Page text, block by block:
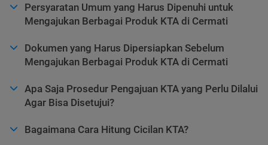
Persyaratan Umum yang Harus Dipenuhi untuk
Mengajukan Berbagai Produk KTA di Cermati
Dokumen yang Harus Dipersiapkan Sebelum
Mengajukan Berbagai Produk KTA di Cermati
Apa Saja Prosedur Pengajuan KTA yang Perlu Dilalui
Agar Bisa Disetujui?
Bagaimana Cara Hitung Cicilan KTA?